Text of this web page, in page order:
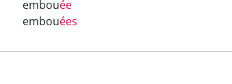
embouée
embouées